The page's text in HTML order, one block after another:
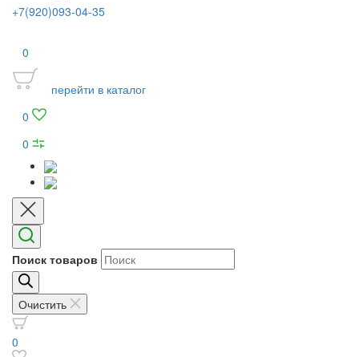
+7(920)093-04-35
0
перейти в каталог
0
0
Поиск товаров
Очистить
0